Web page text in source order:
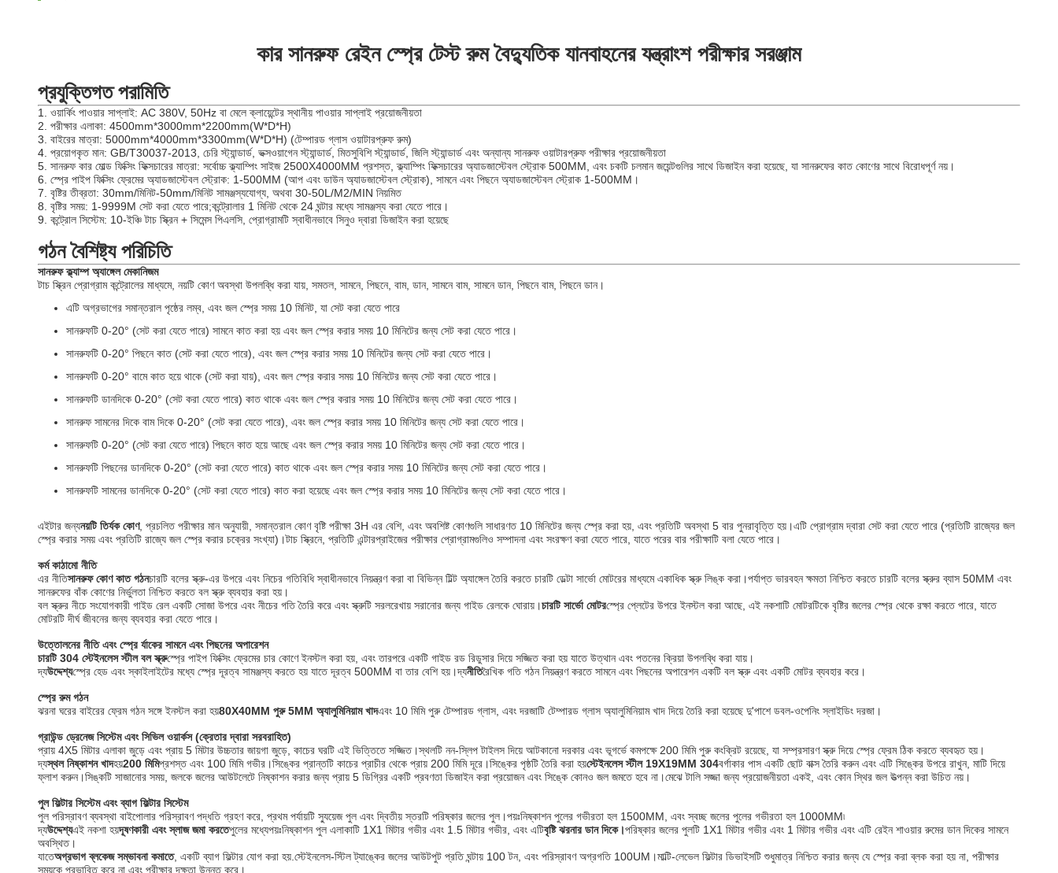
কার সানরুফ রেইন স্প্রে টেস্ট রুম বৈদ্যুতিক যানবাহনের যন্ত্রাংশ পরীক্ষার সরঞ্জাম
প্রযুক্তিগত পরামিতি
1. ওয়ার্কিং পাওয়ার সাপ্লাই: AC 380V, 50Hz বা মেলে ক্লায়েন্টের স্থানীয় পাওয়ার সাপ্লাই প্রয়োজনীয়তা
2. পরীক্ষার এলাকা: 4500mm*3000mm*2200mm(W*D*H)
3. বাইরের মাত্রা: 5000mm*4000mm*3300mm(W*D*H) (টেম্পারড গ্লাস ওয়াটারপ্রুফ রুম)
4. প্রয়োগকৃত মান: GB/T30037-2013, চেরি স্ট্যান্ডার্ড, ভক্সওয়াগেন স্ট্যান্ডার্ড, মিতসুবিশি স্ট্যান্ডার্ড, জিলি স্ট্যান্ডার্ড এবং অন্যান্য সানরুফ ওয়াটারপ্রুফ পরীক্ষার প্রয়োজনীয়তা
5. সানরুফ কার মোল্ড ফিক্সিং ফিক্সচারের মাত্রা: সর্বোচ্চ ক্ল্যাম্পিং সাইজ 2500X4000MM প্রশস্ত, ক্ল্যাম্পিং ফিক্সচারের অ্যাডজাস্টেবল স্ট্রোক 500MM, এবং চকটি চলমান জয়েন্টগুলির সাথে ডিজাইন করা হয়েছে, যা সানরুফের কাত কোণের সাথে বিরোধপূর্ণ নয়।
6. স্প্রে পাইপ ফিক্সিং ফ্রেমের অ্যাডজাস্টেবল স্ট্রোক: 1-500MM (আপ এবং ডাউন অ্যাডজাস্টেবল স্ট্রোক), সামনে এবং পিছনে অ্যাডজাস্টেবল স্ট্রোক 1-500MM।
7. বৃষ্টির তীব্রতা: 30mm/মিনিট-50mm/মিনিট সামঞ্জস্যযোগ্য, অথবা 30-50L/M2/MIN নিয়মিত
8. বৃষ্টির সময়: 1-9999M সেট করা যেতে পারে;কন্ট্রোলার 1 মিনিট থেকে 24 ঘন্টার মধ্যে সামঞ্জস্য করা যেতে পারে।
9. কন্ট্রোল সিস্টেম: 10-ইঞ্চি টাচ স্ক্রিন + সিমেন্স পিএলসি, প্রোগ্রামটি স্বাধীনভাবে সিনুও দ্বারা ডিজাইন করা হয়েছে
গঠন বৈশিষ্ট্য পরিচিতি
সানরুফ ক্ল্যাম্প অ্যাঙ্গেল মেকানিজম
টাচ স্ক্রিন প্রোগ্রাম কন্ট্রোলের মাধ্যমে, নয়টি কোণ অবস্থা উপলব্ধি করা যায়, সমতল, সামনে, পিছনে, বাম, ডান, সামনে বাম, সামনে ডান, পিছনে বাম, পিছনে ডান।
এটি অগ্রভাগের সমান্তরাল পৃষ্ঠের লম্ব, এবং জল স্প্রে সময় 10 মিনিট, যা সেট করা যেতে পারে
সানরুফটি 0-20° (সেট করা যেতে পারে) সামনে কাত করা হয় এবং জল স্প্রে করার সময় 10 মিনিটের জন্য সেট করা যেতে পারে।
সানরুফটি 0-20° পিছনে কাত (সেট করা যেতে পারে), এবং জল স্প্রে করার সময় 10 মিনিটের জন্য সেট করা যেতে পারে।
সানরুফটি 0-20° বামে কাত হয়ে থাকে (সেট করা যায়), এবং জল স্প্রে করার সময় 10 মিনিটের জন্য সেট করা যেতে পারে।
সানরুফটি ডানদিকে 0-20° (সেট করা যেতে পারে) কাত থাকে এবং জল স্প্রে করার সময় 10 মিনিটের জন্য সেট করা যেতে পারে।
সানরুফ সামনের দিকে বাম দিকে 0-20° (সেট করা যেতে পারে), এবং জল স্প্রে করার সময় 10 মিনিটের জন্য সেট করা যেতে পারে।
সানরুফটি 0-20° (সেট করা যেতে পারে) পিছনে কাত হয়ে আছে এবং জল স্প্রে করার সময় 10 মিনিটের জন্য সেট করা যেতে পারে।
সানরুফটি পিছনের ডানদিকে 0-20° (সেট করা যেতে পারে) কাত থাকে এবং জল স্প্রে করার সময় 10 মিনিটের জন্য সেট করা যেতে পারে।
সানরুফটি সামনের ডানদিকে 0-20° (সেট করা যেতে পারে) কাত করা হয়েছে এবং জল স্প্রে করার সময় 10 মিনিটের জন্য সেট করা যেতে পারে।
এইটার জন্যনয়টি তির্যক কোণ, প্রচলিত পরীক্ষার মান অনুযায়ী, সমান্তরাল কোণ বৃষ্টি পরীক্ষা 3H এর বেশি, এবং অবশিষ্ট কোণগুলি সাধারণত 10 মিনিটের জন্য স্প্রে করা হয়, এবং প্রতিটি অবস্থা 5 বার পুনরাবৃত্তি হয়।এটি প্রোগ্রাম দ্বারা সেট করা যেতে পারে (প্রতিটি রাজ্যের জল
স্প্রে করার সময় এবং প্রতিটি রাজ্যে জল স্প্রে করার চক্রের সংখ্যা)।টাচ স্ক্রিনে, প্রতিটি এন্টারপ্রাইজের পরীক্ষার প্রোগ্রামগুলিও সম্পাদনা এবং সংরক্ষণ করা যেতে পারে, যাতে পরের বার পরীক্ষাটি বলা যেতে পারে।
কর্ম কাঠামো নীতি
এর নীতিসানরুফ কোণ কাত গঠনচারটি বলের স্ক্রু-এর উপরে এবং নিচের গতিবিধি স্বাধীনভাবে নিয়ন্ত্রণ করা বা বিভিন্ন টিল্ট অ্যাঙ্গেল তৈরি করতে চারটি ডেল্টা সার্ভো মোটরের মাধ্যমে একাধিক স্ক্রু লিঙ্ক করা।পর্যাপ্ত ভারবহন ক্ষমতা নিশ্চিত করতে চারটি বলের স্ক্রুর ব্যাস 50MM এবং
সানরুফের বাঁক কোণের নির্ভুলতা নিশ্চিত করতে বল স্ক্রু ব্যবহার করা হয়।
বল স্ক্রুর নীচে সংযোগকারী গাইড রেল একটি সোজা উপরে এবং নীচের গতি তৈরি করে এবং স্ক্রুটি সরলরেখায় সরানোর জন্য গাইড রেলকে ঘোরায়।চারটি সার্ভো মোটরস্প্রে প্লেটের উপরে ইনস্টল করা আছে, এই নকশাটি মোটরটিকে বৃষ্টির জলের স্প্রে থেকে রক্ষা করতে পারে, যাতে
মোটরটি দীর্ঘ জীবনের জন্য ব্যবহার করা যেতে পারে।
উত্তোলনের নীতি এবং স্প্রে র্যাকের সামনে এবং পিছনের অপারেশন
চারটি 304 স্টেইনলেস স্টীল বল স্ক্রুস্প্রে পাইপ ফিক্সিং ফ্রেমের চার কোণে ইনস্টল করা হয়, এবং তারপরে একটি গাইড রড রিডুসার দিয়ে সজ্জিত করা হয় যাতে উত্থান এবং পতনের ক্রিয়া উপলব্ধি করা যায়।
দ্যউদ্দেশ্যস্প্রে হেড এবং স্কাইলাইটের মধ্যে স্প্রে দূরত্ব সামঞ্জস্য করতে হয় যাতে দূরত্ব 500MM বা তার বেশি হয়।দ্যনীতিরৈখিক গতি গঠন নিয়ন্ত্রণ করতে সামনে এবং পিছনের অপারেশন একটি বল স্ক্রু এবং একটি মোটর ব্যবহার করে।
স্প্রে রুম গঠন
ঝরনা ঘরের বাইরের ফ্রেম গঠন সঙ্গে ইনস্টল করা হয়80X40MM পুরু 5MM অ্যালুমিনিয়াম খাদএবং 10 মিমি পুরু টেম্পারড গ্লাস, এবং দরজাটি টেম্পারড গ্লাস অ্যালুমিনিয়াম খাদ দিয়ে তৈরি করা হয়েছে দু'পাশে ডবল-ওপেনিং স্লাইডিং দরজা।
গ্রাউন্ড ড্রেনেজ সিস্টেম এবং সিভিল ওয়ার্কস (ক্রেতার দ্বারা সরবরাহিত)
প্রায় 4X5 মিটার এলাকা জুড়ে এবং প্রায় 5 মিটার উচ্চতার জায়গা জুড়ে, কাচের ঘরটি এই ভিত্তিতে সজ্জিত।স্থলটি নন-স্লিপ টাইলস দিয়ে আটকানো দরকার এবং ভূগর্ভে কমপক্ষে 200 মিমি পুরু কংক্রিট রয়েছে, যা সম্প্রসারণ স্ক্রু দিয়ে স্প্রে ফ্রেম ঠিক করতে ব্যবহৃত হয়।
দ্যস্থল নিষ্কাশন খাদহয়200 মিমিপ্রশস্ত এবং 100 মিমি গভীর।সিঙ্কের প্রান্তটি কাচের প্রাচীর থেকে প্রায় 200 মিমি দূরে।সিঙ্কের পৃষ্ঠটি তৈরি করা হয়স্টেইনলেস স্টীল 19X19MM 304বর্গাকার পাস একটি ছোট বাক্স তৈরি করুন এবং এটি সিঙ্কের উপরে রাখুন, মাটি দিয়ে
ফ্লাশ করুন।সিঙ্কটি সাজানোর সময়, জলকে জলের আউটলেটে নিষ্কাশন করার জন্য প্রায় 5 ডিগ্রির একটি প্রবণতা ডিজাইন করা প্রয়োজন এবং সিঙ্কে কোনও জল জমতে হবে না।মেঝে টালি সজ্জা জন্য প্রয়োজনীয়তা একই, এবং কোন স্থির জল উত্পন্ন করা উচিত নয়।
পুল ফিল্টার সিস্টেম এবং ব্যাগ ফিল্টার সিস্টেম
পুল পরিস্রাবণ ব্যবস্থা বাইপোলার পরিস্রাবণ পদ্ধতি গ্রহণ করে, প্রথম পর্যায়টি স্যুয়েজ পুল এবং দ্বিতীয় স্তরটি পরিষ্কার জলের পুল।পয়ঃনিষ্কাশন পুলের গভীরতা হল 1500MM, এবং স্বচ্ছ জলের পুলের গভীরতা হল 1000MM৷
দ্যউদ্দেশ্যএই নকশা হয়দূষণকারী এবং স্লাজ জমা করতেপুলের মধ্যেপয়ঃনিষ্কাশন পুল এলাকাটি 1X1 মিটার গভীর এবং 1.5 মিটার গভীর, এবং এটিবৃষ্টি ঝরনার ডান দিকে।পরিষ্কার জলের পুলটি 1X1 মিটার গভীর এবং 1 মিটার গভীর এবং এটি রেইন শাওয়ার রুমের ডান দিকের সামনে
অবস্থিত।
যাতেঅগ্রভাগ ব্লকেজ সম্ভাবনা কমাতে, একটি ব্যাগ ফিল্টার যোগ করা হয়.স্টেইনলেস-স্টিল ট্যাঙ্কের জলের আউটপুট প্রতি ঘন্টায় 100 টন, এবং পরিস্রাবণ অগ্রগতি 100UM।মাল্টি-লেভেল ফিল্টার ডিভাইসটি শুধুমাত্র নিশ্চিত করার জন্য যে স্প্রে করা ব্লক করা হয় না, পরীক্ষার
সময়কে প্রভাবিত করে না এবং পরীক্ষার দক্ষতা উন্নত করে।